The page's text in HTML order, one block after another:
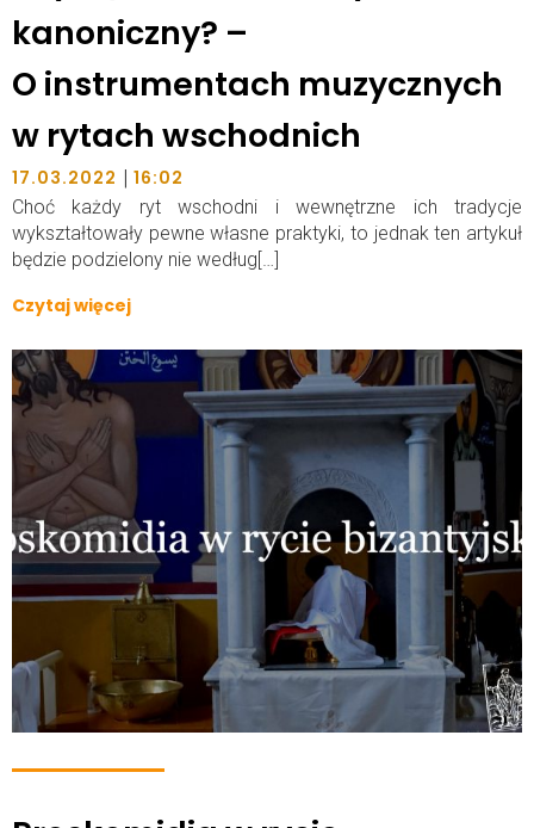
kanoniczny? –
O instrumentach muzycznych
w rytach wschodnich
17.03.2022 | 16:02
Choć każdy ryt wschodni i wewnętrzne ich tradycje
wykształtowały pewne własne praktyki, to jednak ten artykuł
będzie podzielony nie według[…]
Czytaj więcej